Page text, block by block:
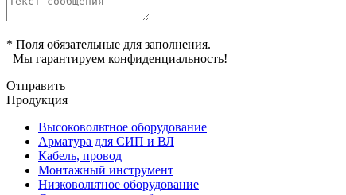
* Поля обязательные для заполнения.
Мы гарантируем конфиденциальность!
Отправить
Продукция
Высоковольтное оборудование
Арматура для СИП и ВЛ
Кабель, провод
Монтажный инструмент
Низковольтное оборудование